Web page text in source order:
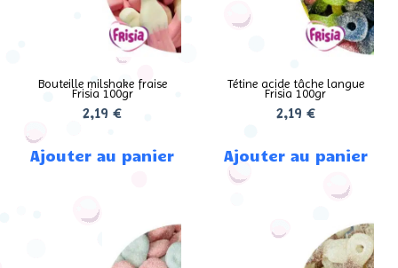
Bouteille milshake fraise
Frisia 100gr
2,19€
Ajouter au panier
Tétine acide tâche langue
Frisia 100gr
2,19 €
Ajouter au panier